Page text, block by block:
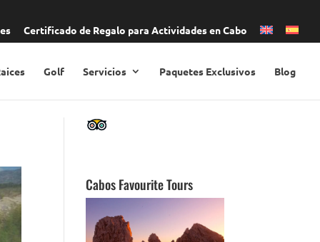
Certificado de Regalo para Actividades en Cabo
Golf Servicios Paquetes Exclusivos Blog
Cabos Favourite Tours